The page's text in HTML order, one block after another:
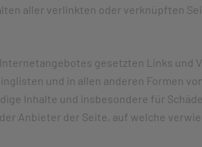
aller verlinkten oder verknüpften
gesetzten Links und
und in allen anderen Formen
Inhalte und insbesondere für
Anbieter der Seite, auf welche